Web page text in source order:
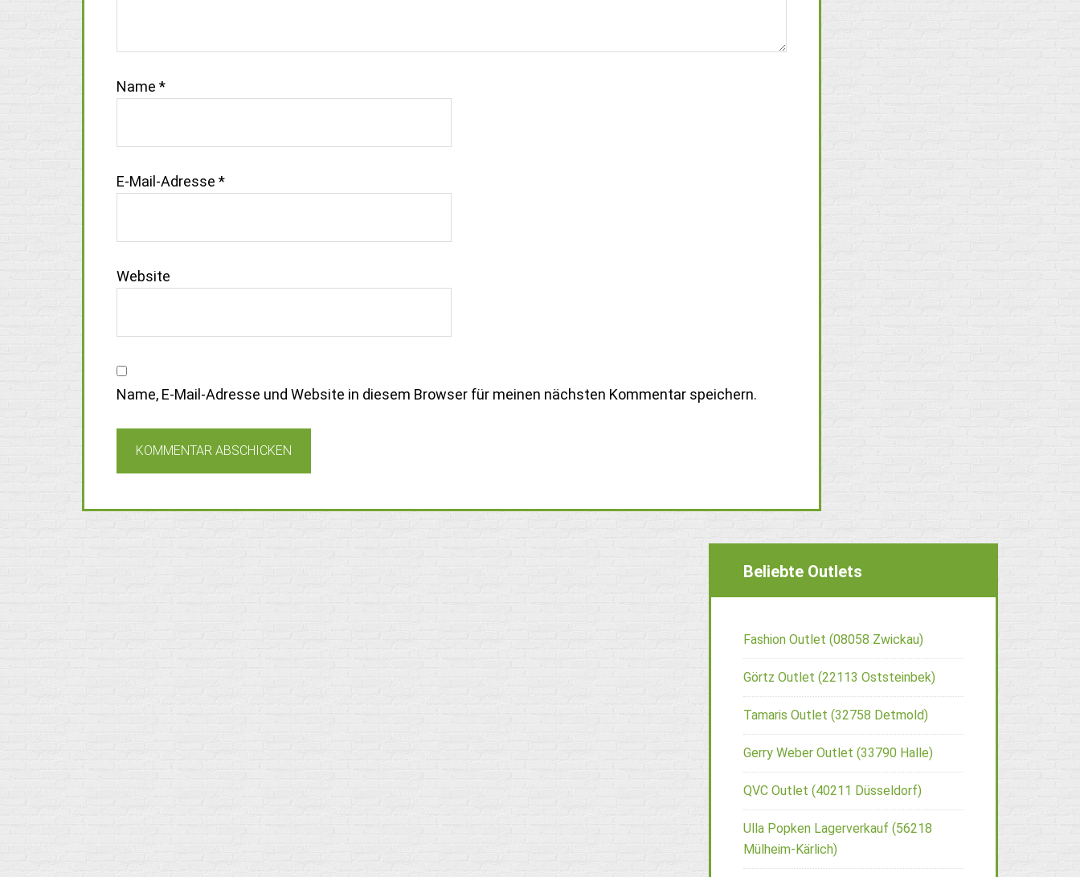
Name *
E-Mail-Adresse *
Website
Name, E-Mail-Adresse und Website in diesem Browser für meinen nächsten Kommentar speichern.
Beliebte Outlets
Fashion Outlet (08058 Zwickau)
Görtz Outlet (22113 Oststeinbek)
Tamaris Outlet (32758 Detmold)
Gerry Weber Outlet (33790 Halle)
QVC Outlet (40211 Düsseldorf)
Ulla Popken Lagerverkauf (56218
Mülheim-Kärlich)